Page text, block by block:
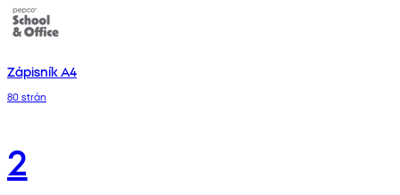
Zápisník A4
80 strán
2